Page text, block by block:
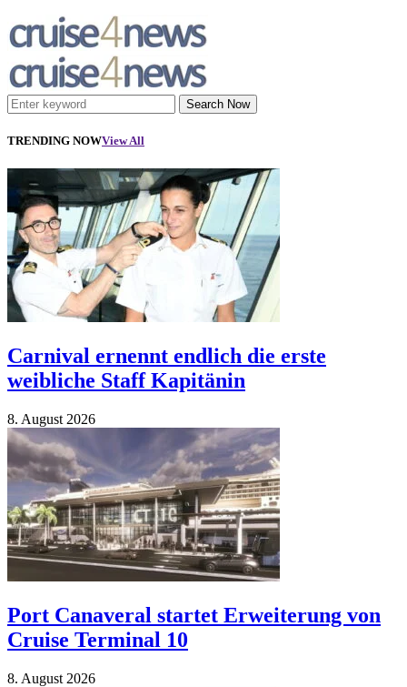
Search Now
TRENDING NOWView All
Carnival ernennt endlich die erste
weibliche Staff Kapitänin
8. August 2026
Port Canaveral startet Erweiterung von
Cruise Terminal 10
8. August 2026